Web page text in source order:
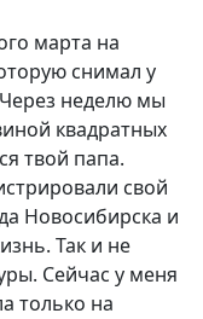
марта на
снимал у
неделю мы
квадратных
твой папа.
свой
Новосибирска и
Так и не
Сейчас у меня
только на